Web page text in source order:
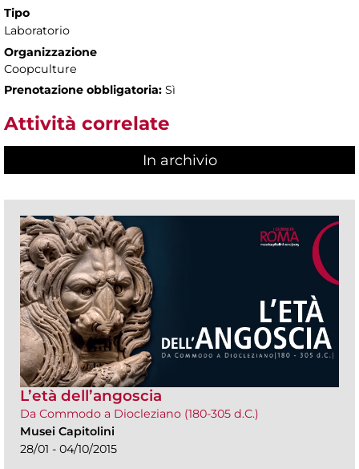
Tipo
Laboratorio
Organizzazione
Coopculture
Prenotazione obbligatoria: Sì
Attività correlate
In archivio
L’età dell’angoscia
Da Commodo a Diocleziano (180-305 d.C.)
Musei Capitolini
28/01 - 04/10/2015